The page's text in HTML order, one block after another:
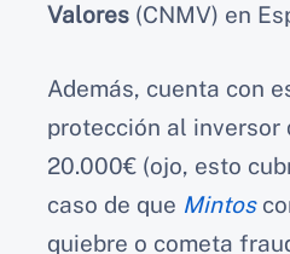
Valores (CNMV) en
Además, cuenta con
protección al inversor
20.000€ (ojo, esto
caso de que Mintos
quiebre o cometa